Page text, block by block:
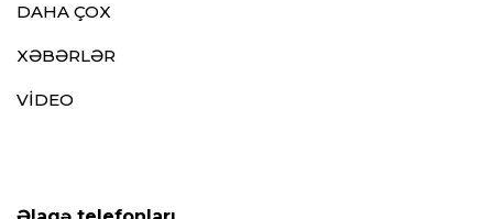
DAHA ÇOX
XƏBƏRLƏR
VİDEO